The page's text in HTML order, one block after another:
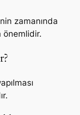
zamanında
önemlidir.